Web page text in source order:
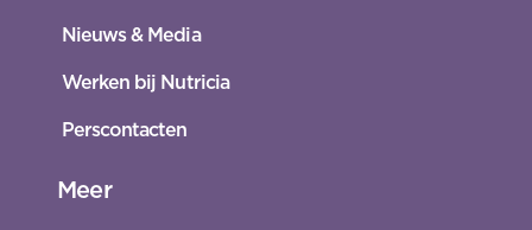
Nieuws & Media
Werken bij Nutricia
Perscontacten
Meer